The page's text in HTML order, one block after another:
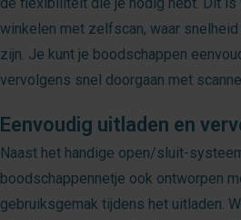
winkelen met zelfscan, waar
zijn. Je kunt je boodschappen
vervolgens snel doorgaan met
Eenvoudig uitladen en
Naast het handige open/sluit-
boodschappennetje ook ontworpen
gebruiksgemak tijdens het uitladen.